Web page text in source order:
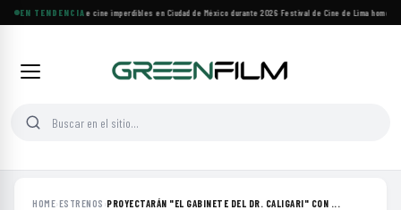
EN TENDENCIA
Cuatro festivales de cine imperdibles en Ciudad de México durante 2026·Festival de Cine de Lima
HOME›ESTRENOS ›PROYECTARÁN "EL GABINETE DEL DR. CALIGARI" CON ...